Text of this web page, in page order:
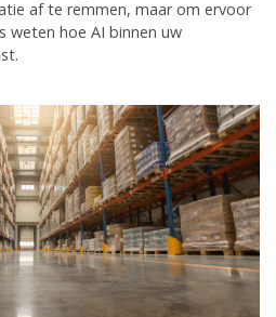
af te remmen, maar om ervoor
weten hoe AI binnen uw